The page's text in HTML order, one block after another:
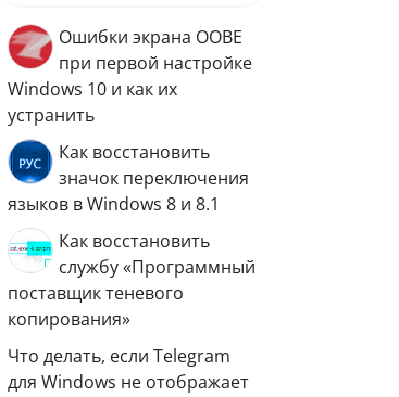
Ошибки экрана OOBE
при первой настройке
Windows 10 и как их
устранить
Как восстановить
значок переключения
языков в Windows 8 и 8.1
Как восстановить
службу «Программный
поставщик теневого
копирования»
Что делать, если Telegram
для Windows не отображает